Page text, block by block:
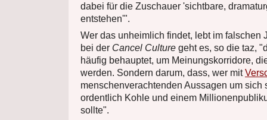
dabei für die Zuschauer 'sichtbare,
entstehen'".
Wer das unheimlich findet, lebt im falschen
bei der Cancel Culture geht es, so die taz,
häufig behauptet, um Meinungskorridore,
werden. Sondern darum, dass, wer mit
menschenverachtenden Aussagen um sich
ordentlich Kohle und einem
sollte".